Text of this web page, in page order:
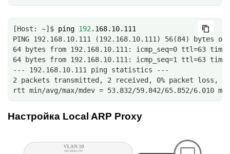
[Host: ~]$ ping 192
PING 192.168.10.111 (192.168.10.111) 56(84) bytes
64 bytes from 192.168.10.111: icmp_seq=0 ttl=63
64 bytes from 192.168.10.111: icmp_seq=1 ttl=63
--- 192.168.10.111 ping statistics ---
2 packets transmitted, 2 received, 0% packet loss,
rtt min/avg/max/mdev = 53.832/59.842/65.852/6.010
Настройка Local ARP Proxy